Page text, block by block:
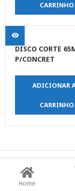
CARRINHO
DISCO CORTE
P/CONCRET
ADICIONAR
CARRINHO
© Copyright
Reservados -
Home